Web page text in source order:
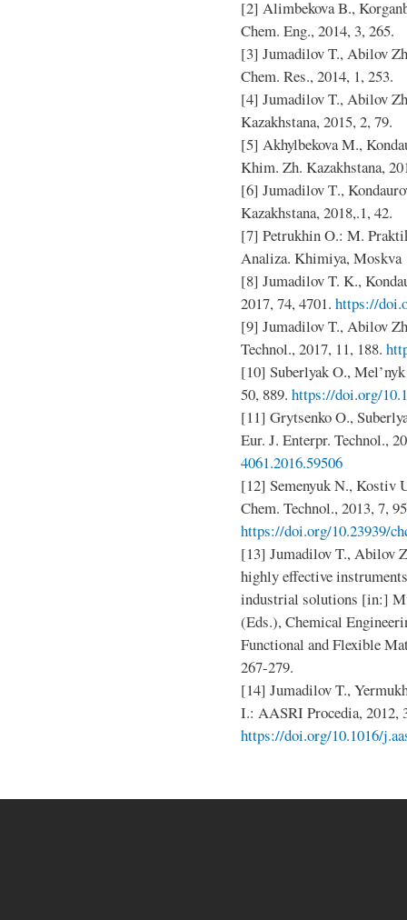
[2] Alimbekova B.,
Chem. Eng., 2014, 3, 265.
[3] Jumadilov T., Abilov
Chem. Res., 2014, 1, 253.
[4] Jumadilov T., Abilov
Kazakhstana, 2015, 2, 79.
[5] Akhylbekova M.,
Khim. Zh. Kazakhstana,
[6] Jumadilov Т.,
Kazakhstana, 2018,.1, 42.
[7] Petrukhin O.: M.
Analiza. Khimiya, Moskva
[8] Jumadilov T. K.,
2017, 74, 4701. https://
[9] Jumadilov T., Abilov
Technol., 2017, 11, 188.
[10] Suberlyak O.,
50, 889. https://doi.org/
[11] Grytsenko O.,
Eur. J. Enterpr. Technol.,
4061.2016.59506
[12] Semenyuk N., Kostiv
Chem. Technol., 2013, 7,
https://doi.org/10.23939/
[13] Jumadilov T., Abilov
highly effective
industrial solutions [in:]
(Eds.), Chemical
Functional and Flexible
267-279.
[14] Jumadilov T.,
I.: AASRI Procedia, 2012,
https://doi.org/10.1016/